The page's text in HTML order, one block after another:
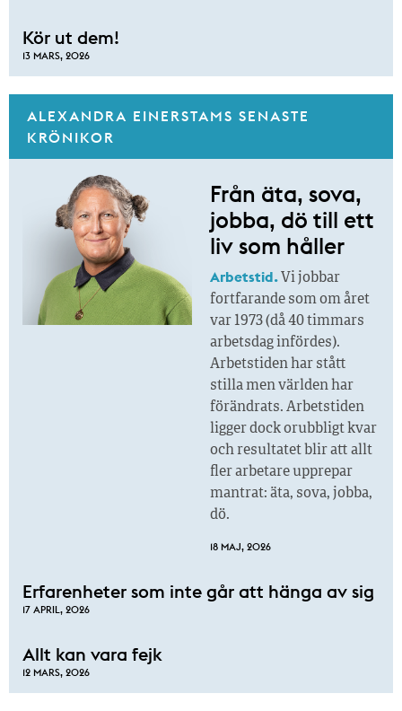
Kör ut dem!
13 MARS, 2026
ALEXANDRA EINERSTAMS SENASTE
KRÖNIKOR
Från äta, sova,
jobba, dö till ett
liv som håller
Arbetstid. Vi jobbar
fortfarande som om året
var 1973 (då 40 timmars
arbetsdag infördes).
Arbetstiden har stått
stilla men världen har
förändrats. Arbetstiden
ligger dock orubbligt kvar
och resultatet blir att allt
fler arbetare upprepar
mantrat: äta, sova, jobba,
dö.
18 MAJ, 2026
Erfarenheter som inte går att hänga av sig
17 APRIL, 2026
Allt kan vara fejk
12 MARS, 2026